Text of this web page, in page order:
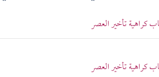
كراهية تأخير العصر
كراهية تأخير العصر